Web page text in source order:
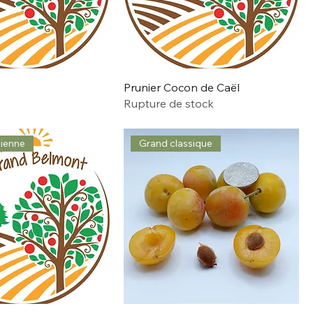
Prunier Cocon de Caël
Rupture de stock
Grand classique